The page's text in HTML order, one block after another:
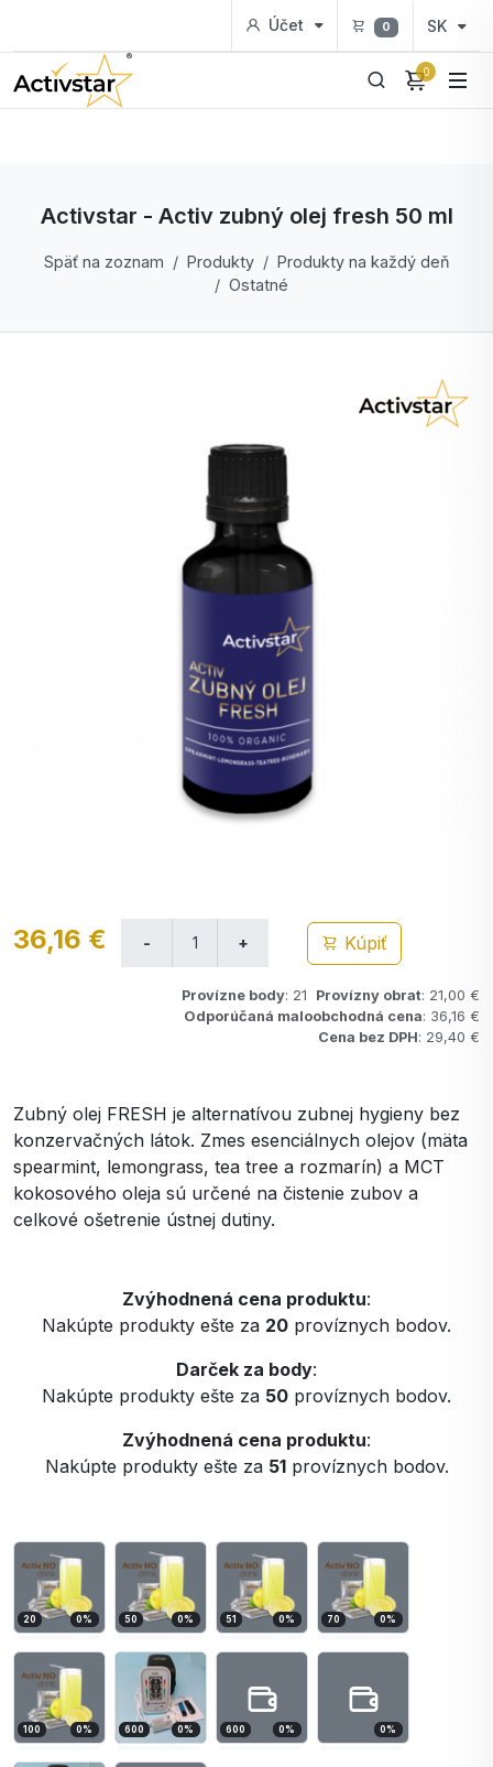
Účet 0 SK
0
Activstar - Activ zubný olej fresh 50 ml
Späť na zoznam Produkty
Produkty na každý deň
Ostatné
36,16 € Kúpiť
Provízne body: 21 Provízny obrat: 21,00 €
Odporúčaná maloobchodná cena: 36,16 €
Cena bez DPH: 29,40 €
Zubný olej FRESH je alternatívou zubnej hygieny bez
konzervačných látok. Zmes esenciálnych olejov (mäta
spearmint, lemongrass, tea tree a rozmarín) a MCT
kokosového oleja sú určené na čistenie zubov a
celkové ošetrenie ústnej dutiny.
Zvýhodnená cena produktu:
Nakúpte produkty ešte za 20 províznych bodov.
Darček za body:
Nakúpte produkty ešte za 50 províznych bodov.
Zvýhodnená cena produktu:
Nakúpte produkty ešte za 51províznych bodov.
20 0% 50 0% 51 0% 70 0%
100 0% 600 0% 600 0% 0%